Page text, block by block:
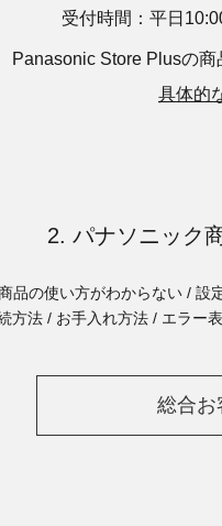
受付時間：平日
Panasonic Store Plusの商
具体的
2. パナソニック
品の使い方がわからない / 設
方法 / お手入れ方法 / エラー
総合お